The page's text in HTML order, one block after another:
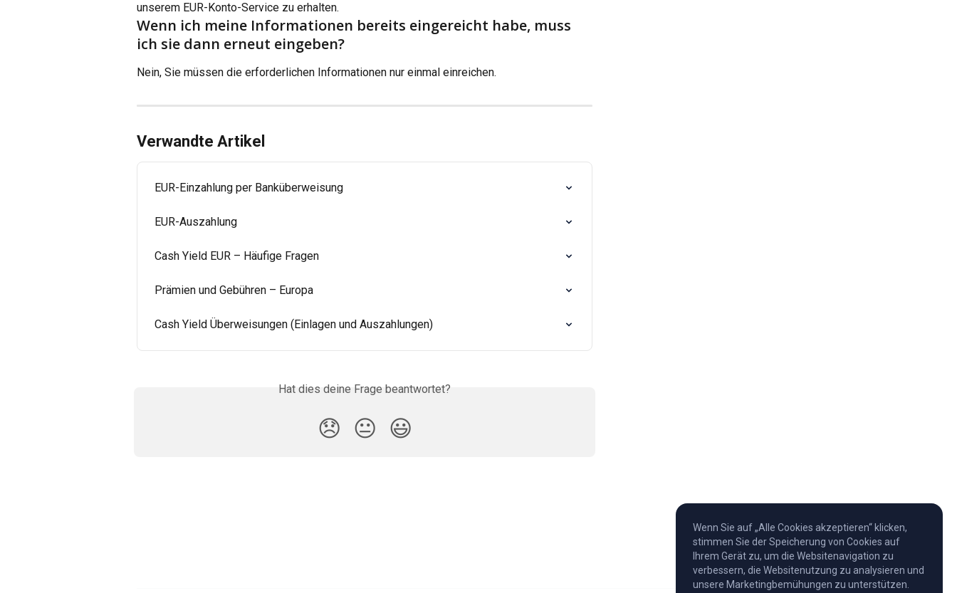
unserem EUR-Konto-Service zu erhalten.
Wenn ich meine Informationen bereits eingereicht habe, muss
ich sie dann erneut eingeben?
Nein, Sie müssen die erforderlichen Informationen nur einmal einreichen.
Verwandte Artikel
EUR-Einzahlung per Banküberweisung
EUR-Auszahlung
Cash Yield EUR – Häufige Fragen
Prämien und Gebühren – Europa
Cash Yield Überweisungen (Einlagen und Auszahlungen)
Hat dies deine Frage beantwortet?
😞 😐 😃
Wenn Sie auf „Alle Cookies akzeptieren“ klicken,
stimmen Sie der Speicherung von Cookies auf
Ihrem Gerät zu, um die Websitenavigation zu
verbessern, die Websitenutzung zu analysieren und
unsere Marketingbemühungen zu unterstützen.